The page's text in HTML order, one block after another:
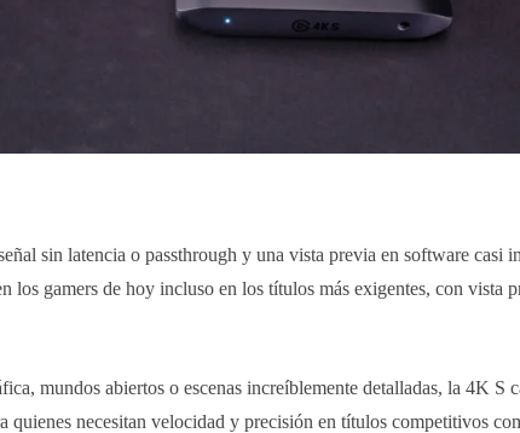
sin latencia o passthrough y una vista previa en software casi
los gamers de hoy incluso en los títulos más exigentes, con vista
mundos abiertos o escenas increíblemente detalladas, la 4K S
quienes necesitan velocidad y precisión en títulos competitivos